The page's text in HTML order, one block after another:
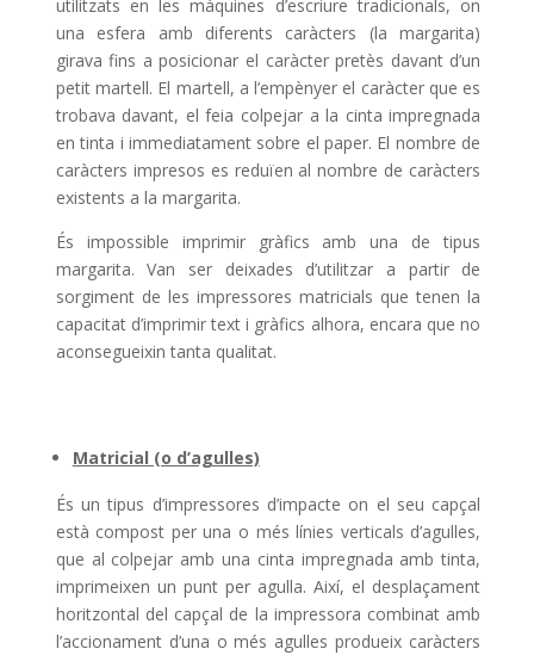
utilitzats en les màquines d’escriure tradicionals, on
una esfera amb diferents caràcters (la margarita)
girava fins a posicionar el caràcter pretès davant d’un
petit martell. El martell, a l’empènyer el caràcter que es
trobava davant, el feia colpejar a la cinta impregnada
en tinta i immediatament sobre el paper. El nombre de
caràcters impresos es reduïen al nombre de caràcters
existents a la margarita.
És impossible imprimir gràfics amb una de tipus
margarita. Van ser deixades d’utilitzar a partir de
sorgiment de les impressores matricials que tenen la
capacitat d’imprimir text i gràfics alhora, encara que no
aconsegueixin tanta qualitat.
Matricial (o d’agulles)
És un tipus d’impressores d’impacte on el seu capçal
està compost per una o més línies verticals d’agulles,
que al colpejar amb una cinta impregnada amb tinta,
imprimeixen un punt per agulla. Així, el desplaçament
horitzontal del capçal de la impressora combinat amb
l’accionament d’una o més agulles produeix caràcters